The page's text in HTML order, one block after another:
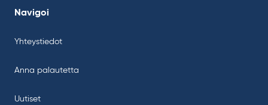
Navigoi
Yhteystiedot
Anna palautetta
Uutiset